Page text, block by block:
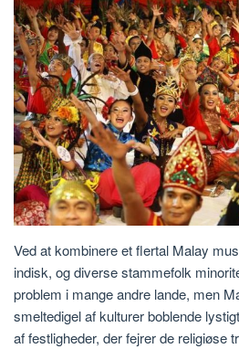
Ved at kombinere et flertal Malay
indisk, og diverse stammefolk
problem i mange andre lande, men
smeltedigel af kulturer boblende
af festligheder, der fejrer de religiøse